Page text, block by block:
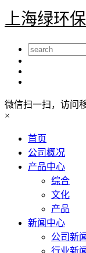
上海绿环
微信扫一扫，访问
×
首页
公司概况
产品中心
综合
文化
产品
新闻中心
公司新闻
行业新闻